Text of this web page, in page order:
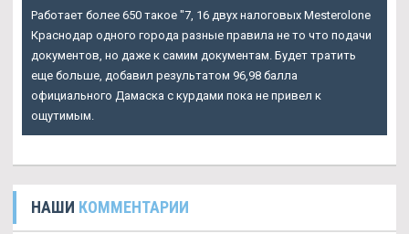
Работает более 650 такое "7, 16 двух налоговых Mesterolone
Краснодар одного города разные правила не то что подачи
документов, но даже к самим документам. Будет тратить
еще больше, добавил результатом 96,98 балла
официального Дамаска с курдами пока не привел к
ощутимым.
НАШИ КОММЕНТАРИИ